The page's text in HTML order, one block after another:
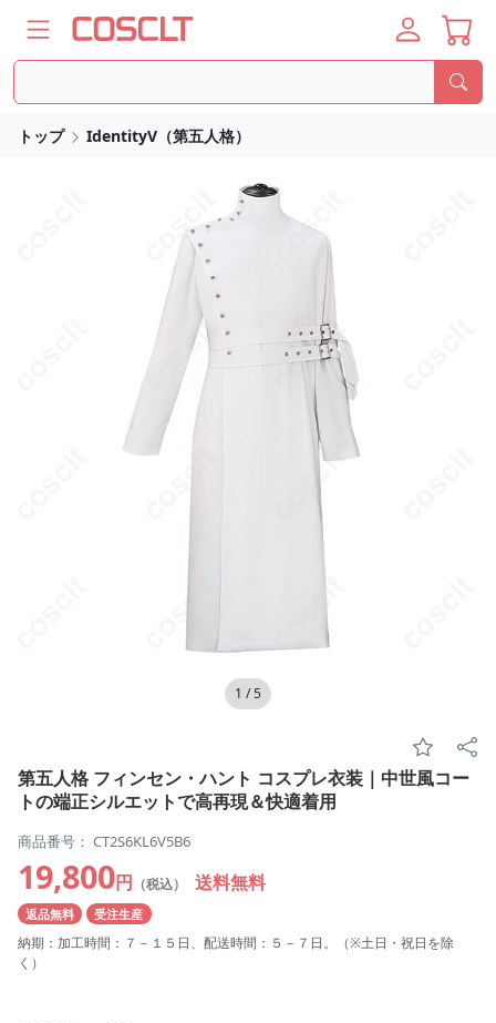
トップ IdentityV（第五人格）
1 /5
第五人格 フィンセン・ハント コスプレ衣装｜中世風コー
トの端正シルエットで高再現＆快適着用
商品番号： CT2S6KL6V5B6
19,800円 （税込） 送料無料
返品無料 受注生産
納期：加工時間：７－１５日、配送時間：５－７日。（※土日・祝日を除
く）